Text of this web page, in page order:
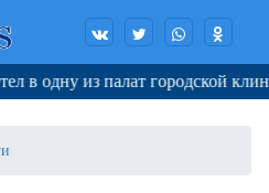
в одну из палат городской